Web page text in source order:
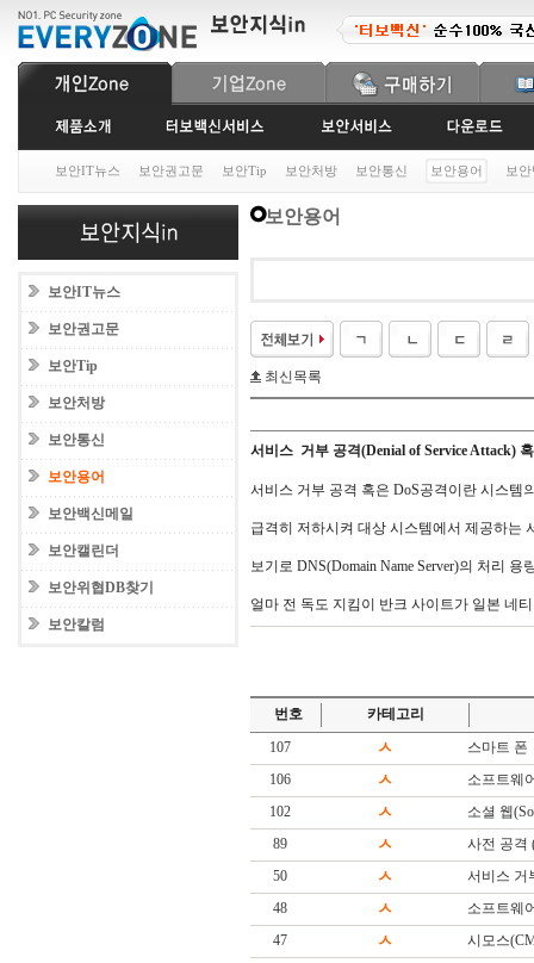
보안IT뉴스 보안권고문 보안Tip 보안처방 보안통신 보안용어 보
보안IT뉴스
보안권고문
보안Tip
보안처방
보안통신
보안용어
보안백신메일
보안캘린더
보안위협DB찾기
보안칼럼
보안용어
최신목록
서비스 거부 공격(Denial of Service Attack)
서비스 거부 공격 혹은 DoS공격이란 시스템
급격히 저하시켜 대상 시스템에서 제공하는
보기로 DNS(Domain Name Server)의 처리
얼마 전 독도 지킴이 반크 사이트가 일본 네
번호
카테고리
107
ㅅ
스마트 폰
106
ㅅ
소프트웨
102
ㅅ
소셜 웹
89
ㅅ
사전 공격
50
ㅅ
서비스 거
48
ㅅ
소프트웨
47
ㅅ
시모스